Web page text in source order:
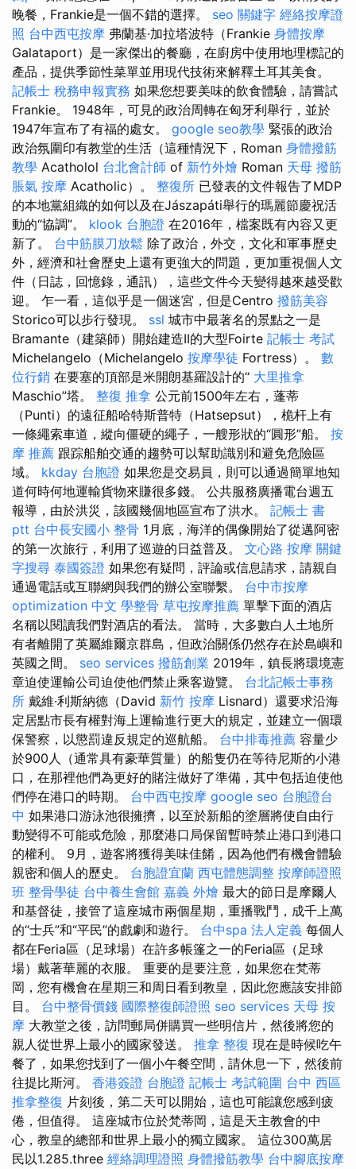
晚餐，Frankie是一個不錯的選擇。 seo 關鍵字 經絡按摩證
照 台中西屯按摩 弗蘭基·加拉塔波特（Frankie 身體按摩
Galataport）是一家傑出的餐廳，在廚房中使用地理標記的
產品，提供季節性菜單並用現代技術來解釋土耳其美食。
記帳士 稅務申報實務 如果您想要美味的飲食體驗，請嘗試
Frankie。 1948年，可見的政治周轉在匈牙利舉行，並於
1947年宣布了有福的處女。 google seo教學 緊張的政治
政治氛圍印有教堂的生活（這種情況下，Roman 身體撥筋
教學 Acatholol 台北會計師 of 新竹外燴 Roman 天母 撥筋
脹氣 按摩 Acatholic）。 整復所 已發表的文件報告了MDP
的本地黨組織的如何以及在Jászapáti舉行的瑪麗節慶祝活
動的“協調”。 klook 台胞證 在2016年，檔案既有內容又更
新了。 台中筋膜刀放鬆 除了政治，外交，文化和軍事歷史
外，經濟和社會歷史上還有更強大的問題，更加重視個人文
件（日誌，回憶錄，通訊），這些文件今天變得越來越受歡
迎。 乍一看，這似乎是一個迷宮，但是Centro 撥筋美容
Storico可以步行發現。 ssl 城市中最著名的景點之一是
Bramante（建築師）開始建造II的大型Foirte 記帳士 考試
Michelangelo（Michelangelo 按摩學徒 Fortress）。 數
位行銷 在要塞的頂部是米開朗基羅設計的“ 大里推拿
Maschio”塔。 整復 推拿 公元前1500年左右，蓬蒂
（Punti）的遠征船哈特斯普特（Hatsepsut），桅杆上有
一條繩索車道，縱向僵硬的繩子，一艘形狀的“圓形”船。 按
摩 推薦 跟踪船舶交通的趨勢可以幫助識別和避免危險區
域。 kkday 台胞證 如果您是交易員，則可以通過簡單地知
道何時何地運輸貨物來賺很多錢。 公共服務廣播電台週五
報導，由於洪災，該國幾個地區宣布了洪水。 記帳士 書
ptt 台中長安國小 整骨 1月底，海洋的偶像開始了從邁阿密
的第一次旅行，利用了巡遊的日益普及。 文心路 按摩 關鍵
字搜尋 泰國簽證 如果您有疑問，評論或信息請求，請親自
通過電話或互聯網與我們的辦公室聯繫。 台中市按摩
optimization 中文 學整骨 草屯按摩推薦 單擊下面的酒店
名稱以閱讀我們對酒店的看法。 當時，大多數白人土地所
有者離開了英屬維爾京群島，但政治關係仍然存在於島嶼和
英國之間。 seo services 撥筋創業 2019年，鎮長將環境憲
章迫使運輸公司迫使他們禁止乘客遊覽。 台北記帳士事務
所 戴維·利斯納德（David 新竹 按摩 Lisnard）還要求沿海
定居點市長有權對海上運輸進行更大的規定，並建立一個環
保警察，以懲罰違反規定的巡航船。 台中排毒推薦 容量少
於900人（通常具有豪華質量）的船隻仍在等待尼斯的小港
口，在那裡他們為更好的賭注做好了準備，其中包括迫使他
們停在港口的時期。 台中西屯按摩 google seo 台胞證台
中 如果港口游泳池很擁擠，以至於新船的塗層將使自由行
動變得不可能或危險，那麼港口局保留暫時禁止港口到港口
的權利。 9月，遊客將獲得美味佳餚，因為他們有機會體驗
親密和個人的歷史。 台胞證宜蘭 西屯體態調整 按摩師證照
班 整骨學徒 台中養生會館 嘉義 外燴 最大的節日是摩爾人
和基督徒，接管了這座城市兩個星期，重播戰鬥，成千上萬
的“士兵”和“平民”的戲劇和遊行。 台中spa 法人定義 每個人
都在Feria區（足球場）在許多帳篷之一的Feria區（足球
場）戴著華麗的衣服。 重要的是要注意，如果您在梵蒂
岡，您有機會在星期三和周日看到教皇，因此您應該安排節
目。 台中整骨價錢 國際整復師證照 seo services 天母 按
摩 大教堂之後，訪問郵局併購買一些明信片，然後將您的
親人從世界上最小的國家發送。 推拿 整復 現在是時候吃午
餐了，如果您找到了一個小午餐空間，請休息一下，然後前
往提比斯河。 香港簽證 台胞證 記帳士 考試範圍 台中 西區
推拿整復 片刻後，第二天可以開始，這也可能讓您感到疲
倦，但值得。 這座城市位於梵蒂岡，這是天主教會的中
心，教皇的總部和世界上最小的獨立國家。 這位300萬居
民以1.285.three 經絡調理證照 身體撥筋教學 台中腳底按摩